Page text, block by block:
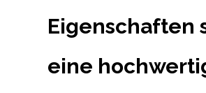
Eigenschaften
eine